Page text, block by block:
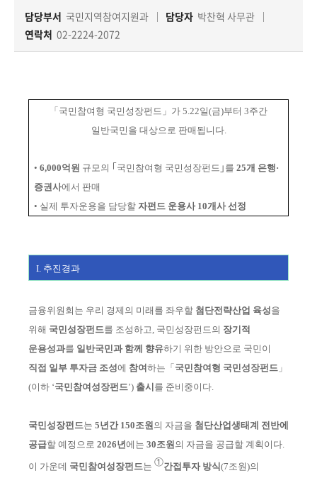
정
담당부서 국민지역참여지원과 담당자 박찬혁 사무관
연락처 02-2224-2072
「국민참여형 국민성장펀드」가 5.22일(금)부터 3주간
일반국민을 대상으로 판매됩니다.
• 6,000억원 규모의 ｢국민참여형 국민성장펀드｣를 25개 은행·
증권사에서 판매
• 실제 투자운용을 담당할 자펀드 운용사 10개사 선정
I. 추진경과
금융위원회는 우리 경제의 미래를 좌우할 첨단전략산업 육성을
위해 국민성장펀드를 조성하고, 국민성장펀드의 장기적
운용성과를 일반국민과 함께 향유하기 위한 방안으로 국민이
직접 일부 투자금 조성에 참여 하는 「 국민참여형 국민성장펀드 」
(이하 ‘국민참여성장펀드’) 출시 를 준비중이 다.
국민성장펀드는 5년간 150조원 의 자금을 첨단산업생태계 전반에
공급할 예정 으로 2026년에는 30조원 의 자금을 공급할 계획이다.
이 가운데 국민참여성장펀드는 ①간접투자 방식(7조원)의